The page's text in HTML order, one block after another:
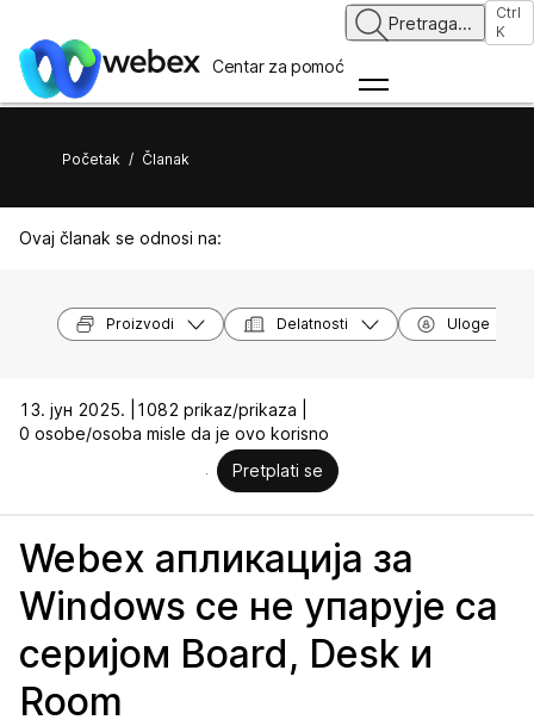
Centar za pomoć
Pretraga...
Ctrl
K
Početak / Članak
Ovaj članak se odnosi na:
Proizvodi Delatnosti Uloge
13. јун 2025. |
1082 prikaz/prikaza |
0 osobe/osoba misle da je ovo korisno
Pretplati se
Webex апликација за
Windows се не упарује са
серијом Board, Desk и
Room